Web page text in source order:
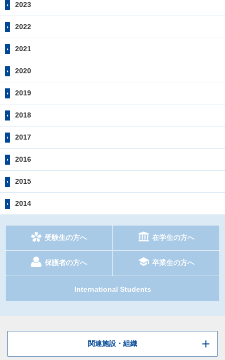
2023
2022
2021
2020
2019
2018
2017
2016
2015
2014
受験生の方へ 在学生の方へ
保護者の方へ 卒業生の方へ
International Students
関連施設・組織